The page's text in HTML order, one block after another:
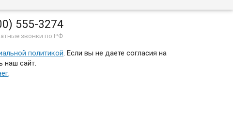
555-3274
звонки по РФ
политикой . Если вы не даете согласия на
наш сайт.